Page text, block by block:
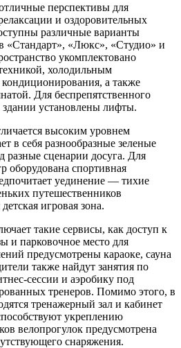
перспективы для
и оздоровительных
различные варианты
«Стандарт», «Люкс», «Студио» и
укомплектовано
холодильным
а также
Для беспрепятственного
установлены лифты.
высоким уровнем
в себя разнообразные зеленые
разные сценарии досуга. Для
спортивная
уединение — тихие
путешественников
игровая зона.
такие сервисы, как доступ к
и парковочное место для
предусмотрены караоке, сауна
также найдут занятия по
сессии и аэробику под
тренеров. Помимо этого, в
тренажерный зал и кабинет
укреплению
велопрогулок предусмотрена
снаряжения.